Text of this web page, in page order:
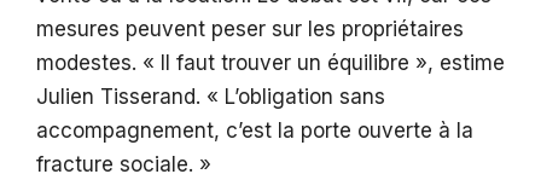
mesures peuvent peser sur les propriétaires
modestes. « Il faut trouver un équilibre », estime
Julien Tisserand. « L’obligation sans
accompagnement, c’est la porte ouverte à la
fracture sociale. »